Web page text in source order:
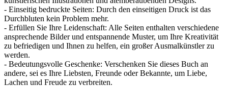
- Einseitig bedruckte Seiten: Durch den einseitigen Druck ist das
Durchbluten kein Problem mehr.
- Erfüllen Sie Ihre Leidenschaft: Alle Seiten enthalten verschiedene
ansprechende Bilder und entspannende Muster, um Ihre Kreativität
zu befriedigen und Ihnen zu helfen, ein großer Ausmalkünstler zu
werden.
- Bedeutungsvolle Geschenke: Verschenken Sie dieses Buch an
andere, sei es Ihre Liebsten, Freunde oder Bekannte, um Liebe,
Lachen und Freude zu verbreiten.